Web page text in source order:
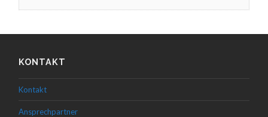
KONTAKT
Kontakt
Ansprechpartner